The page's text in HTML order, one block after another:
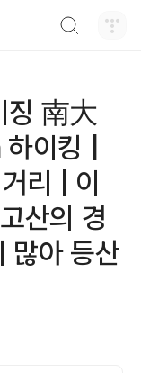
南大
이킹 |
리 | 이
산의 경
많아 등산